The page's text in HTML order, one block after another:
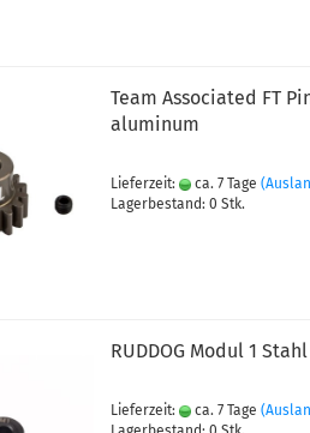
Team Associated FT
aluminum
Lieferzeit: ca. 7 Tage
Lagerbestand: 0 Stk.
RUDDOG Modul 1
Lieferzeit: ca. 7 Tage